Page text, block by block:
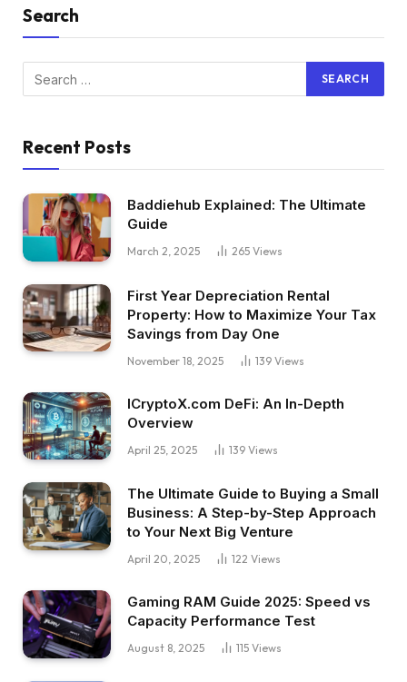
Search
Recent Posts
Baddiehub Explained: The Ultimate
Guide
March 2, 2025 265 Views
First Year Depreciation Rental
Property: How to Maximize Your Tax
Savings from Day One
November 18, 2025 139 Views
ICryptoX.com DeFi: An In-Depth
Overview
April 25, 2025 139 Views
The Ultimate Guide to Buying a Small
Business: A Step-by-Step Approach
to Your Next Big Venture
April 20, 2025 122 Views
Gaming RAM Guide 2025: Speed vs
Capacity Performance Test
August 8, 2025 115 Views